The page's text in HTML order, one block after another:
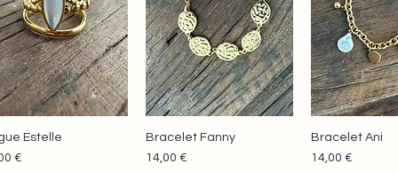
Aperçu rapide
Estelle
€
Aperçu rapide
Bracelet Fanny
Prix
14,00 €
Aperçu
Bracelet Ani
Prix
14,00 €